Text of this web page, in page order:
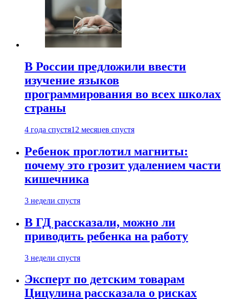
В России предложили ввести
изучение языков
программирования во всех школах
страны
4 года спустя12 месяцев спустя
Ребенок проглотил магниты:
почему это грозит удалением части
кишечника
3 недели спустя
В ГД рассказали, можно ли
приводить ребенка на работу
3 недели спустя
Эксперт по детским товарам
Цицулина рассказала о рисках